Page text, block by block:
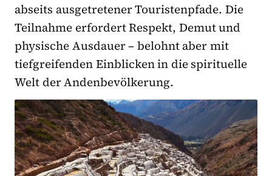
abseits ausgetretener Touristenpfade. Die
Teilnahme erfordert Respekt, Demut und
physische Ausdauer – belohnt aber mit
tiefgreifenden Einblicken in die spirituelle
Welt der Andenbevölkerung.